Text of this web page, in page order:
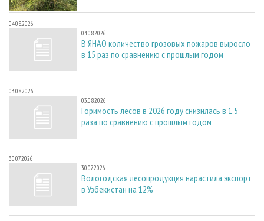
04.08.2026
04.08.2026
В ЯНАО количество грозовых пожаров выросло
в 15 раз по сравнению с прошлым годом
03.08.2026
03.08.2026
Горимость лесов в 2026 году снизилась в 1,5
раза по сравнению с прошлым годом
30.07.2026
30.07.2026
Вологодская лесопродукция нарастила экспорт
в Узбекистан на 12%